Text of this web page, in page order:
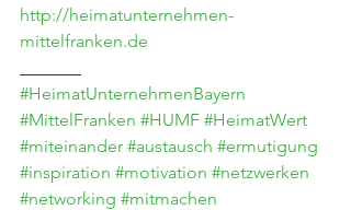
http://heimatunternehmen-
mittelfranken.de
#HeimatUnternehmenBayern
#MittelFranken #HUMF #HeimatWert
#miteinander #austausch #ermutigung
#inspiration #motivation #netzwerken
#networking #mitmachen